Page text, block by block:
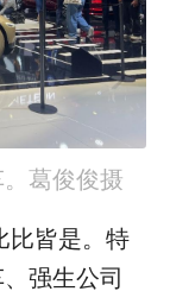
葛俊俊摄
比皆是。特
强生公司